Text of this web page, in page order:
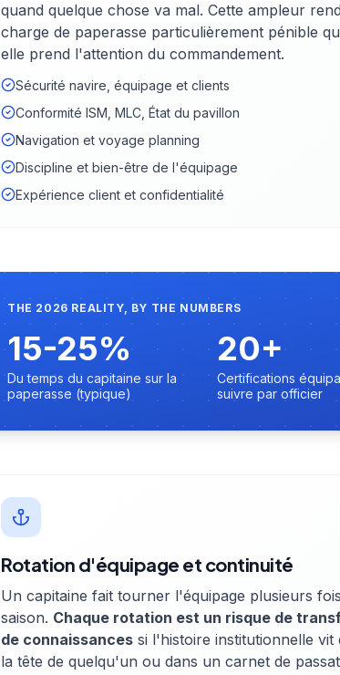
quand quelque chose va mal. Cette ampleur
charge de paperasse particulièrement pénible
elle prend l'attention du commandement.
Sécurité navire, équipage et clients
Conformité ISM, MLC, État du pavillon
Navigation et voyage planning
Discipline et bien-être de l'équipage
Expérience client et confidentialité
THE 2026 REALITY, BY THE NUMBERS
15-25%
Du temps du capitaine sur la
paperasse (typique)
20+
Certifications
suivre par officier
Rotation d'équipage et continuité
Un capitaine fait tourner l'équipage plusieurs
saison. Chaque rotation est un risque de
de connaissances si l'histoire institutionnelle vit
la tête de quelqu'un ou dans un carnet de